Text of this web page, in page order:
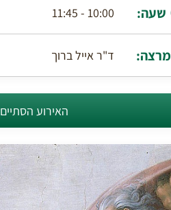
שעה: 10:00 - 11:45
מרצה: ד"ר אייל ברוך
האירוע הסתיים